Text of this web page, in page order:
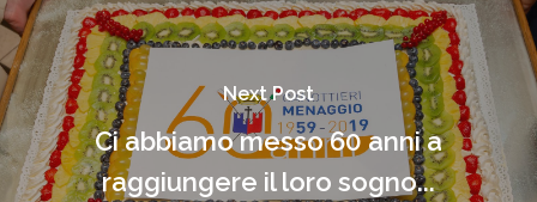
Next Post
Ci abbiamo messo 60 anni a
raggiungere il loro sogno...